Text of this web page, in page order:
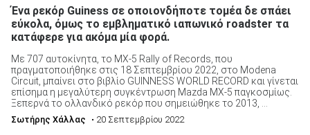
Ένα ρεκόρ Guiness σε οποιονδήποτε τομέα δε σπάει
εύκολα, όμως το εμβληματικό ιαπωνικό roadster τα
κατάφερε για ακόμα μία φορά.
Με 707 αυτοκίνητα, το MX-5 Rally of Records, που
πραγματοποιήθηκε στις 18 Σεπτεμβρίου 2022, στο Modena
Circuit, μπαίνει στο βιβλίο GUINNESS WORLD RECORD και γίνεται
επίσημα η μεγαλύτερη συγκέντρωση Mazda MX-5 παγκοσμίως.
Ξεπερνά το ολλανδικό ρεκόρ που σημειώθηκε το 2013, ...
Σωτήρης Χάλλας • 20 Σεπτεμβρίου 2022